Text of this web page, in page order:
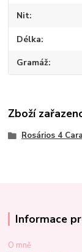
Nit
Délka
Gramáž
Zboží
Rosários 4
Informace
O mně